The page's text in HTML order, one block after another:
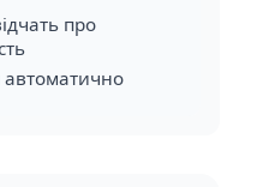
про
автоматично